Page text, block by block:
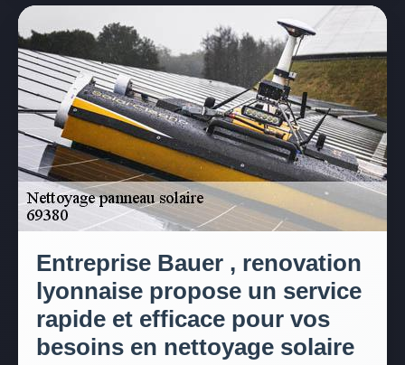
Entreprise Bauer , renovation
lyonnaise propose un service
rapide et efficace pour vos
besoins en nettoyage solaire